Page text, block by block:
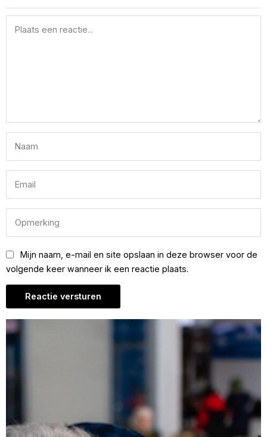
Mijn naam, e-mail en site opslaan in deze browser voor de
volgende keer wanneer ik een reactie plaats.